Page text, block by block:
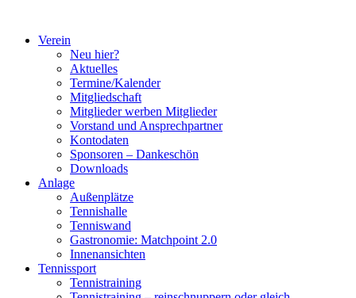
springenVerein
Neu hier?
Aktuelles
Termine/Kalender
Mitgliedschaft
Mitglieder werben Mitglieder
Vorstand und Ansprechpartner
Kontodaten
Sponsoren – Dankeschön
Downloads
Anlage
Außenplätze
Tennishalle
Tenniswand
Gastronomie: Matchpoint 2.0
Innenansichten
Tennissport
Tennistraining